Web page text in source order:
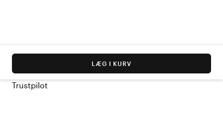
LÆG I KURV
Trustpilot